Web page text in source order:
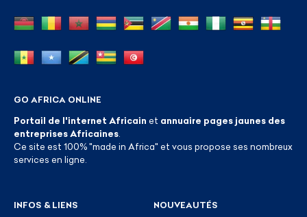
GO AFRICA ONLINE
Portail de l'internet Africain et annuaire pages jaunes des
entreprises Africaines
Ce site est 100% "made in Africa" et vous propose ses nombreux
services en ligne.
INFOS & LIENS NOUVEAUTÉS